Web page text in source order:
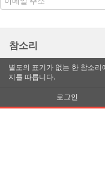
참소리
별도의 표기가 없는 한 참소
지를 따릅니다.
로그인